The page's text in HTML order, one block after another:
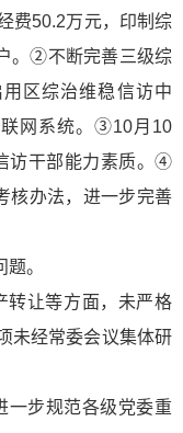
费50.2万元，印制综
。②不断完善三级综
区综治维稳信访中
网系统。③10月10
访干部能力素质。④
核办法，进一步完善
。
转让等方面，未严格
未经常委会议集体研
步规范各级党委重